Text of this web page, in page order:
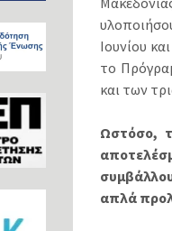
Ιουνίου
το
και των
Ωστόσο,
απλά